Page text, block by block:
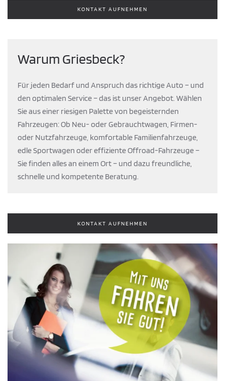
KONTAKT AUFNEHMEN
Warum Griesbeck?
Für jeden Bedarf und Anspruch das richtige Auto – und
den optimalen Service – das ist unser Angebot. Wählen
Sie aus einer riesigen Palette von begeisternden
Fahrzeugen: Ob Neu- oder Gebrauchtwagen, Firmen-
oder Nutzfahrzeuge, komfortable Familienfahrzeuge,
edle Sportwagen oder effiziente Offroad-Fahrzeuge –
Sie finden alles an einem Ort – und dazu freundliche,
schnelle und kompetente Beratung.
KONTAKT AUFNEHMEN